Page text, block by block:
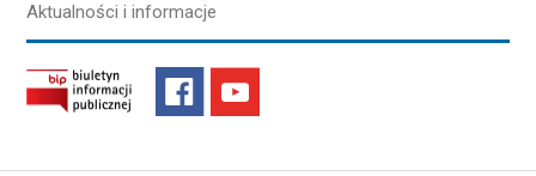
Aktualności i informacje